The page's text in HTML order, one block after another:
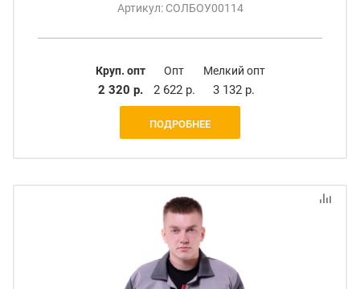
Артикул: СОЛБОУ00114
Круп. опт
2 320 р.
Опт
2 622 р.
Мелкий опт
3 132 р.
ПОДРОБНЕЕ